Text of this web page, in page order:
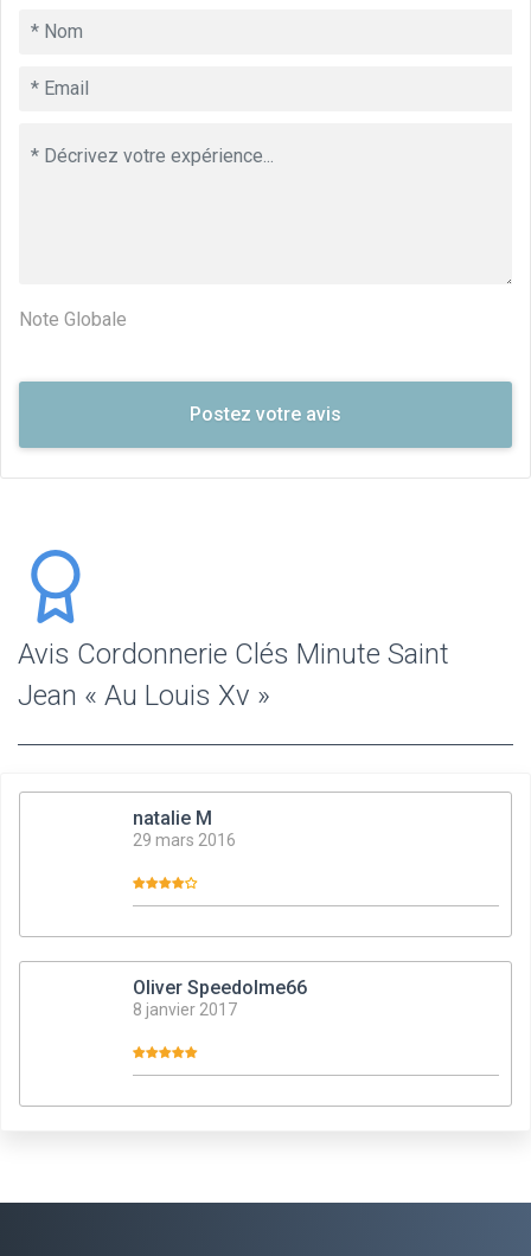
Note Globale
Avis Cordonnerie Clés Minute Saint
Jean « Au Louis Xv »
natalie M
29 mars 2016
Oliver Speedolme66
8 janvier 2017